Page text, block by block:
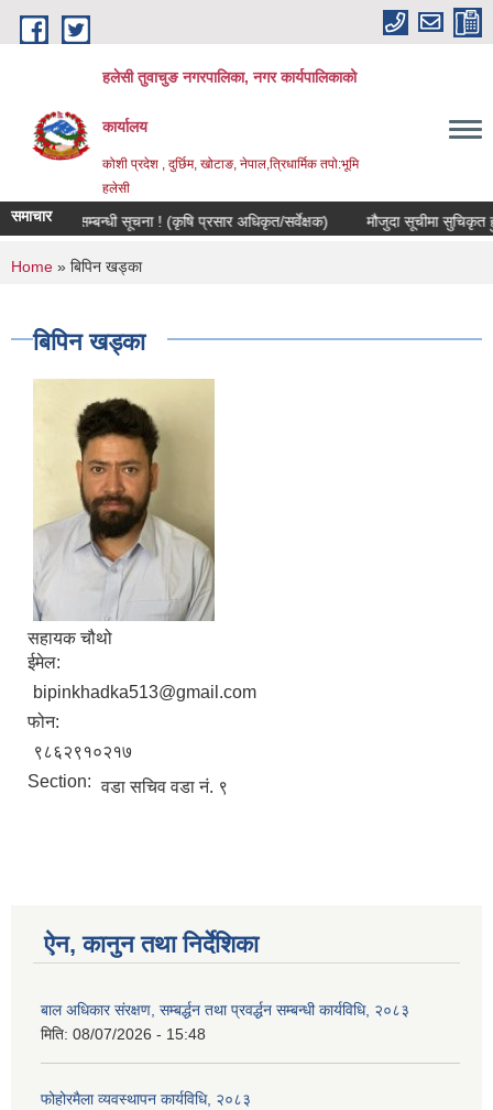
Skip to main content
हलेसी तुवाचुङ नगरपालिका, नगर कार्यपालिकाको
कार्यालय
कोशी प्रदेश , दुर्छिम, खोटाङ, नेपाल,त्रिधार्मिक तपो:भूमि
हलेसी
समाचार
पदपुर्ति सम्बन्धी सूचना ! (कृषि प्रसार अधिकृत/सर्वेक्षक) मौजुदा सूचीमा सुचिकृत हुने
You are here
Home » बिपिन खड्का
बिपिन खड्का
सहायक चौथो
ईमेल:
bipinkhadka513@gmail.com
फोन:
९८६२९१०२१७
Section: वडा सचिव वडा नं. ९
ऐन, कानुन तथा निर्देशिका
बाल अधिकार संरक्षण, सम्बर्द्धन तथा प्रवर्द्धन सम्बन्धी कार्यविधि, २०८३
मिति: 08/07/2026 - 15:48
फोहोरमैला व्यवस्थापन कार्यविधि, २०८३